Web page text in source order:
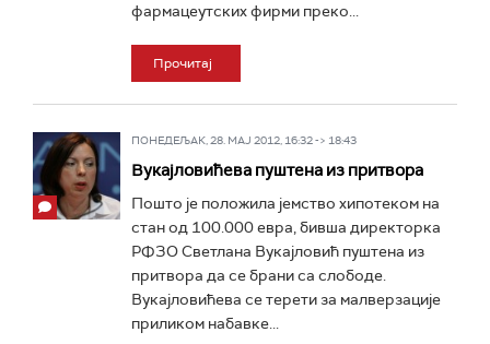
фармацеутских фирми преко...
Прочитај
ПОНЕДЕЉАК, 28. МАЈ 2012, 16:32 -> 18:43
Вукајловићева пуштена из притвора
Пошто је положила јемство хипотеком на
стан од 100.000 евра, бивша директорка
РФЗО Светлана Вукајловић пуштена из
притвора да се брани са слободе.
Вукајловићева се терети за малверзације
приликом набавке...